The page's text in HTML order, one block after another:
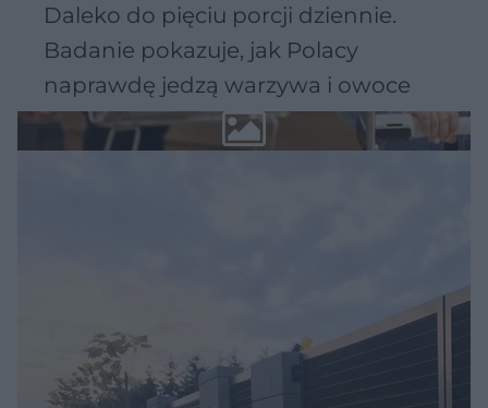
Daleko do pięciu porcji dziennie.
Badanie pokazuje, jak Polacy
naprawdę jedzą warzywa i owoce